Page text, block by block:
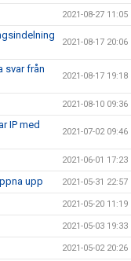
2021-08-27 11:05
2021-08-17 20:06
svar från
2021-08-17 19:18
2021-08-10 09:36
IP med
2021-07-02 09:46
2021-06-01 17:23
upp 2021-05-31 22:57
2021-05-20 11:19
2021-05-03 19:33
2021-05-02 20:26